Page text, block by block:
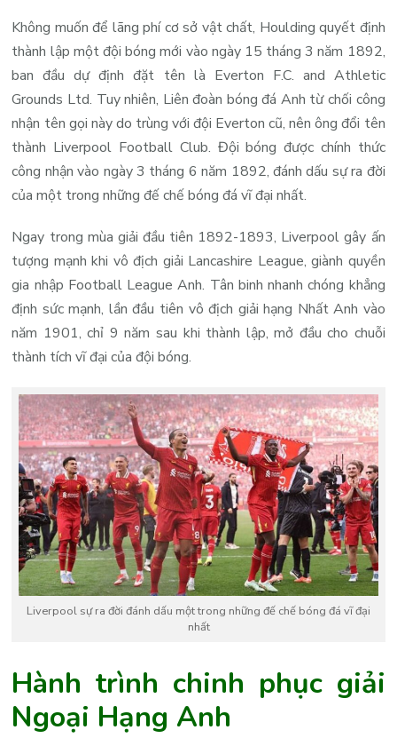
Không muốn để lãng phí cơ sở vật chất, Houlding quyết định
thành lập một đội bóng mới vào ngày 15 tháng 3 năm 1892,
ban đầu dự định đặt tên là Everton F.C. and Athletic
Grounds Ltd. Tuy nhiên, Liên đoàn bóng đá Anh từ chối công
nhận tên gọi này do trùng với đội Everton cũ, nên ông đổi tên
thành Liverpool Football Club. Đội bóng được chính thức
công nhận vào ngày 3 tháng 6 năm 1892, đánh dấu sự ra đời
của một trong những đế chế bóng đá vĩ đại nhất.
Ngay trong mùa giải đầu tiên 1892-1893, Liverpool gây ấn
tượng mạnh khi vô địch giải Lancashire League, giành quyền
gia nhập Football League Anh. Tân binh nhanh chóng khẳng
định sức mạnh, lần đầu tiên vô địch giải hạng Nhất Anh vào
năm 1901, chỉ 9 năm sau khi thành lập, mở đầu cho chuỗi
thành tích vĩ đại của đội bóng.
Liverpool sự ra đời đánh dấu một trong những đế chế bóng đá vĩ đại
nhất
Hành trình chinh phục giải
Ngoại Hạng Anh